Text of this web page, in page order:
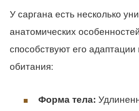
У саргана есть несколько
анатомических
способствуют его адаптации
обитания:
Форма тела: